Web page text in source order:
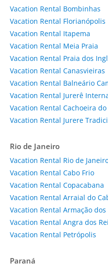
Vacation Rental Bombinhas
Vacation Rental Florianópolis
Vacation Rental Itapema
Vacation Rental Meia Praia
Vacation Rental Praia dos
Vacation Rental Canasvieiras
Vacation Rental Balneário
Vacation Rental Jurerê
Vacation Rental Cachoeira do
Vacation Rental Jurere
Rio de Janeiro
Vacation Rental Rio de
Vacation Rental Cabo Frio
Vacation Rental Copacabana
Vacation Rental Arraial do
Vacation Rental Armação dos
Vacation Rental Angra dos
Vacation Rental Petrópolis
Paraná